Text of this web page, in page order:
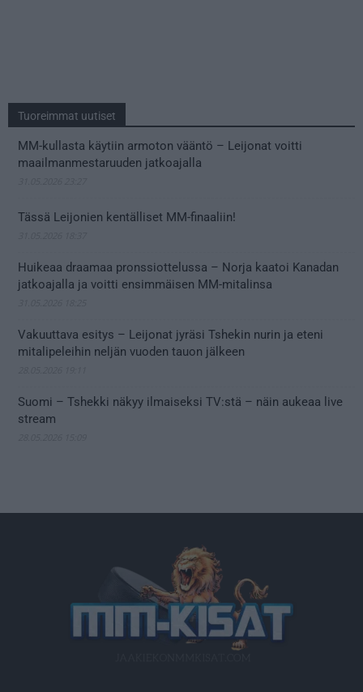
Tuoreimmat uutiset
MM-kullasta käytiin armoton vääntö – Leijonat voitti
maailmanmestaruuden jatkoajalla
Tässä Leijonien kentälliset MM-finaaliin!
Huikeaa draamaa pronssiottelussa – Norja kaatoi Kanadan
jatkoajalla ja voitti ensimmäisen MM-mitalinsa
Vakuuttava esitys – Leijonat jyräsi Tshekin nurin ja eteni
mitalipeleihin neljän vuoden tauon jälkeen
Suomi – Tshekki näkyy ilmaiseksi TV:stä – näin aukeaa live
stream